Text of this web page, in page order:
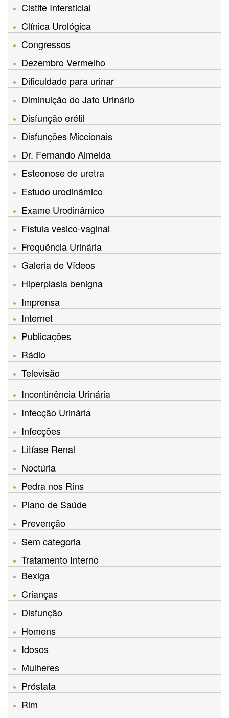
Cistite Intersticial
Clínica Urológica
Congressos
Dezembro Vermelho
Dificuldade para urinar
Diminuição do Jato Urinário
Disfunção erétil
Disfunções Miccionais
Dr. Fernando Almeida
Esteonose de uretra
Estudo urodinâmico
Exame Urodinâmico
Fístula vesico-vaginal
Frequência Urinária
Galeria de Vídeos
Hiperplasia benigna
Imprensa
Internet
Publicações
Rádio
Televisão
Incontinência Urinária
Infecção Urinária
Infecções
Litíase Renal
Noctúria
Pedra nos Rins
Plano de Saúde
Prevenção
Sem categoria
Tratamento Interno
Bexiga
Crianças
Disfunção
Homens
Idosos
Mulheres
Próstata
Rim